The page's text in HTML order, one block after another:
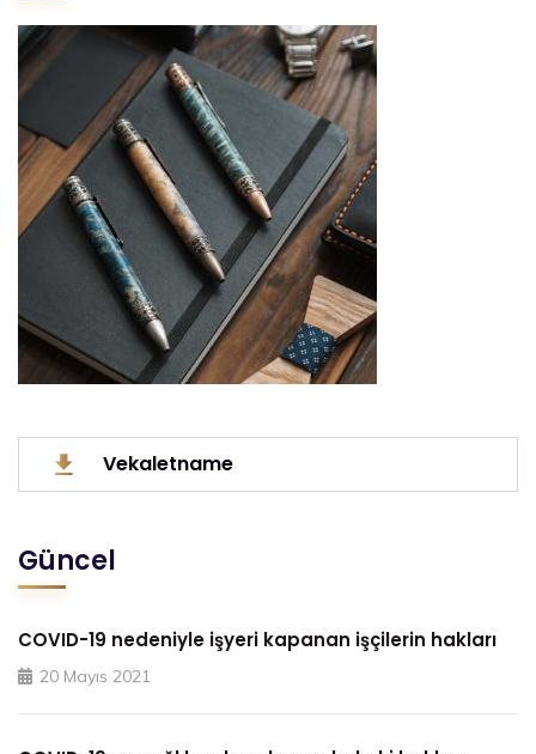
Vekaletname
Güncel
COVID-19 nedeniyle işyeri kapanan işçilerin hakları
20 Mayıs 2021